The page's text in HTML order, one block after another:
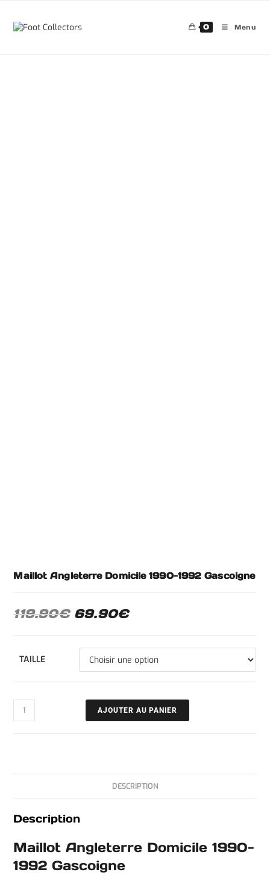
0 Menu
Maillot Angleterre Domicile 1990-1992 Gascoigne
119.90€ 69.90€
TAILLE
AJOUTER AU PANIER
DESCRIPTION
Description
Maillot Angleterre Domicile 1990-
1992 Gascoigne